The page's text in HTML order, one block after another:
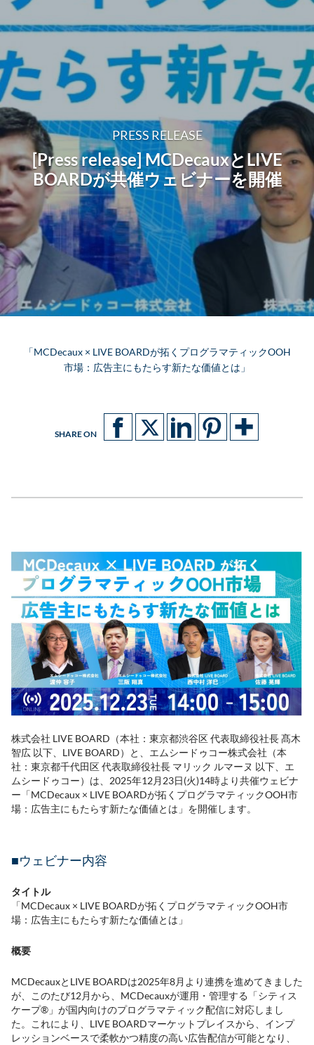
PRESS RELEASE
[Press release] MCDecauxとLIVE
BOARDが共催ウェビナーを開催
「MCDecaux × LIVE BOARDが拓くプログラマティックOOH
市場：広告主にもたらす新たな価値とは」
SHARE ON
株式会社 LIVE BOARD（本社：東京都渋谷区 代表取締役社長 髙木
智広 以下、LIVE BOARD）と、エムシードゥコー株式会社（本
社：東京都千代田区 代表取締役社長 マリック ルマーヌ 以下、エ
ムシードゥコー）は、2025年12月23日(火)14時より共催ウェビナ
ー「MCDecaux × LIVE BOARDが拓くプログラマティックOOH市
場：広告主にもたらす新たな価値とは」を開催します。
■ウェビナー内容
タイトル
「MCDecaux × LIVE BOARDが拓くプログラマティックOOH市
場：広告主にもたらす新たな価値とは」
概要
MCDecauxとLIVE BOARDは2025年8月より連携を進めてきました
が、このたび12月から、MCDecauxが運用・管理する「シティス
ケープ®」が国内向けのプログラマティック配信に対応しまし
た。これにより、LIVE BOARDマーケットプレイスから、インプ
レッションベースで柔軟かつ精度の高い広告配信が可能となり、